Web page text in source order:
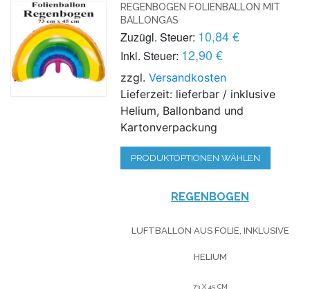
REGENBOGEN FOLIENBALLON MIT
BALLONGAS
Zuzügl. Steuer: 10,84 €
Inkl. Steuer: 12,90 €
zzgl.Versandkosten
Lieferzeit: lieferbar / inklusive
Helium, Ballonband und
Kartonverpackung
PRODUKTOPTIONEN WÄHLEN
REGENBOGEN
LUFTBALLON AUS FOLIE, INKLUSIVE
HELIUM
73 X 45 CM